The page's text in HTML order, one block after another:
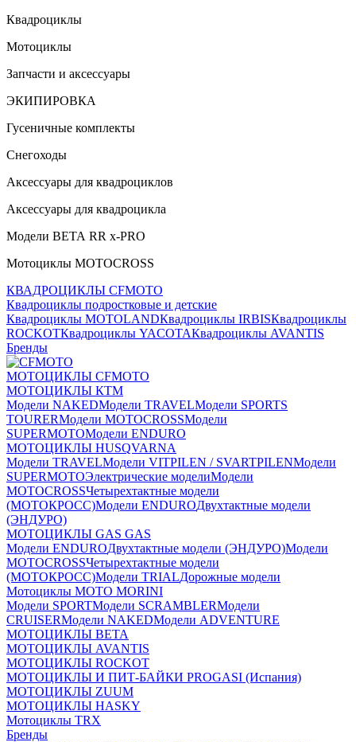
Квадроциклы
Мотоциклы
Запчасти и аксессуары
ЭКИПИРОВКА
Гусеничные комплекты
Снегоходы
Аксессуары для квадроциклов
Аксессуары для квадроцикла
Модели ВЕТА RR x-PRO
Мотоциклы MOTOCROSS
КВАДРОЦИКЛЫ CFMOTO
Квадроциклы подростковые и детские
Квадроциклы MOTOLANDКвадроциклы IRBISКвадроциклы
ROCKOTКвадроциклы YACOTAКвадроциклы AVANTIS
Бренды
МОТОЦИКЛЫ CFMOTO
МОТОЦИКЛЫ КТМ
Модели NAKEDМодели TRAVELМодели SPORTS
TOURERМодели MOTOCROSSМодели
SUPERMOTOМодели ENDURO
МОТОЦИКЛЫ HUSQVARNA
Модели TRAVELМодели VITPILEN / SVARTPILENМодели
SUPERMOTOЭлектрические моделиМодели
MOTOCROSSЧетырехтактные модели
(МОТОКРОСС)Модели ENDUROДвухтактные модели
(ЭНДУРО)
МОТОЦИКЛЫ GAS GAS
Модели ENDUROДвухтактные модели (ЭНДУРО)Модели
MOTOCROSSЧетырехтактные модели
(МОТОКРОСС)Модели TRIALДорожные модели
Мотоциклы MOTO MORINI
Модели SPORTМодели SCRAMBLERМодели
CRUISERМодели NAKEDМодели ADVENTURE
МОТОЦИКЛЫ BETA
МОТОЦИКЛЫ AVANTIS
МОТОЦИКЛЫ ROCKOT
МОТОЦИКЛЫ И ПИТ-БАЙКИ PROGASI (Испания)
МОТОЦИКЛЫ ZUUM
МОТОЦИКЛЫ HASKY
Мотоциклы TRX
Бренды